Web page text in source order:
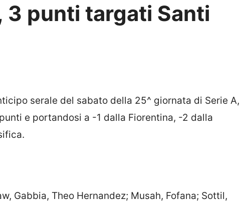
3 punti targati Santi
serale del sabato della 25^ giornata di Serie A,
e portandosi a -1 dalla Fiorentina, -2 dalla
Gabbia, Theo Hernandez; Musah, Fofana; Sottil,